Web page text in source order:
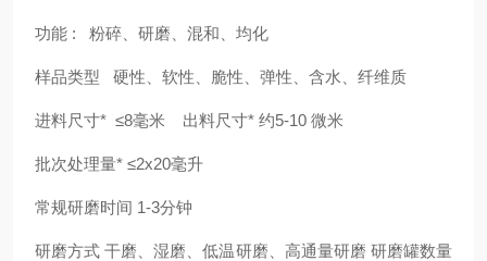
功能 : 粉碎、研磨、混和、均化
样品类型 硬性、软性、脆性、弹性、含水、纤维质
进料尺寸* ≤8毫米 出料尺寸* 约5-10 微米
批次处理量* ≤2x20毫升
常规研磨时间 1-3分钟
研磨方式 干磨、湿磨、低温研磨、高通量研磨 研磨罐数量